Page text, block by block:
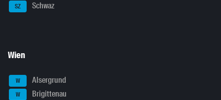
SZ Schwaz
Wien
W Alsergrund
W Brigittenau